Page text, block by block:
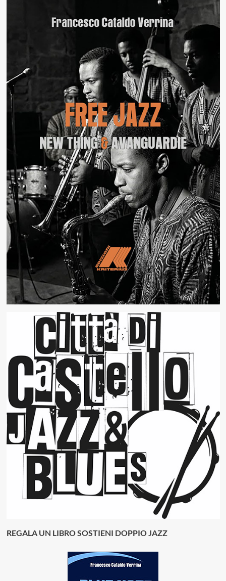
REGALA UN LIBRO SOSTIENI DOPPIO JAZZ